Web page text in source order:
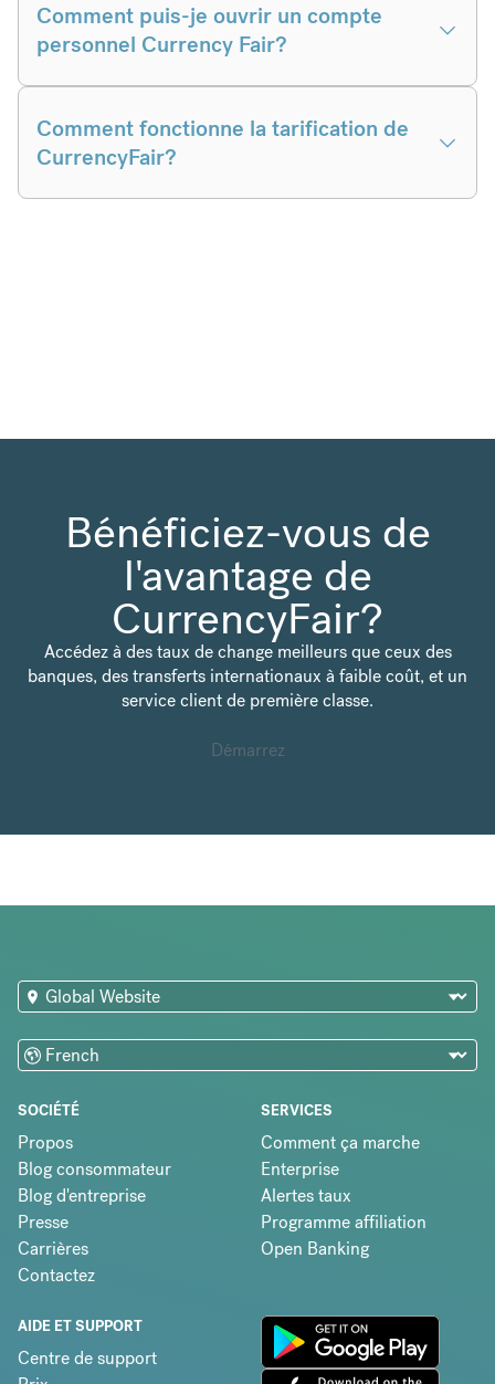
Comment puis-je ouvrir un compte
personnel Currency Fair?
Comment fonctionne la tarification de
CurrencyFair?
Bénéficiez-vous de
l'avantage de
CurrencyFair?
Accédez à des taux de change meilleurs que ceux des
banques, des transferts internationaux à faible coût, et un
service client de première classe.
Démarrez
SOCIÉTÉ
Propos
Blog consommateur
Blog d'entreprise
Presse
Carrières
Contactez
SERVICES
Comment ça marche
Enterprise
Alertes taux
Programme affiliation
Open Banking
AIDE ET SUPPORT
Centre de support